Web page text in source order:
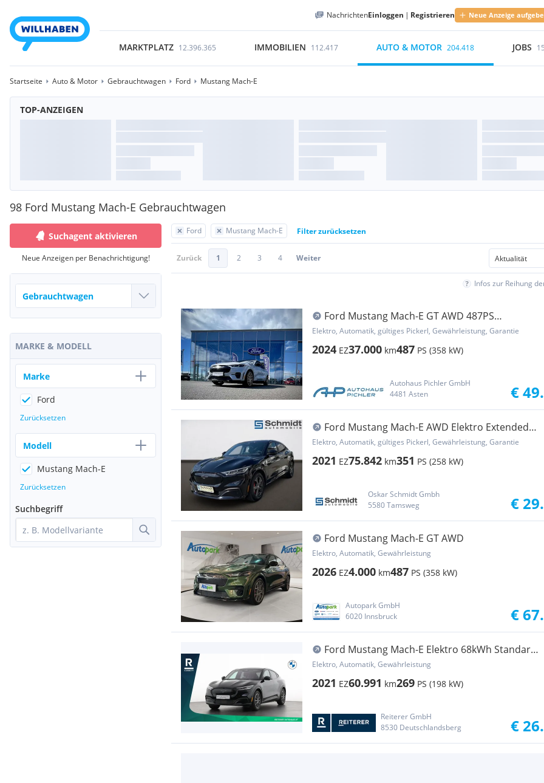
NachrichtenEinloggen | Registrieren Neue Anzeige
MARKTPLATZ 12.396.365 IMMOBILIEN 112.417 AUTO & MOTOR 204.418 JOBS
Startseite Auto & Motor Gebrauchtwagen Ford Mustang Mach-E
TOP-ANZEIGEN
98 Ford Mustang Mach-E Gebrauchtwagen
Ford Mustang Mach-E Filter zurücksetzen
Zurück 1 2 3 4 Weiter
Infos zur Reihung
Ford Mustang Mach-E GT AWD 487PS
Vorführwagen AKTION
Elektro, Automatik, gültiges Pickerl, Gewährleistung, Garantie
2024 EZ37.000 km487 PS (358 kW)
Autohaus Pichler GmbH
4481 Asten
€
Ford Mustang Mach-E AWD Elektro Extended
Range
Elektro, Automatik, gültiges Pickerl, Gewährleistung, Garantie
2021 EZ75.842 km351 PS (258 kW)
Oskar Schmidt Gmbh
5580 Tamsweg
€
Ford Mustang Mach-E GT AWD
Elektro, Automatik, Gewährleistung
2026 EZ4.000 km487 PS (358 kW)
Autopark GmbH
6020 Innsbruck
€
Ford Mustang Mach-E Elektro 68kWh Standard
Range
Elektro, Automatik, Gewährleistung
2021 EZ60.991 km269 PS (198 kW)
Reiterer GmbH
8530 Deutschlandsberg
€
Suchagent aktivieren
Neue Anzeigen per Benachrichtigung!
MARKE & MODELL
Marke
Ford
Zurücksetzen
Modell
Mustang Mach-E
Zurücksetzen
Suchbegriff